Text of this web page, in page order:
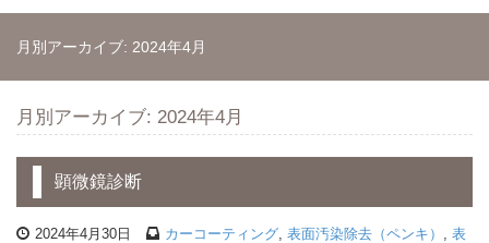
月別アーカイブ: 2024年4月
月別アーカイブ: 2024年4月
顕微鏡診断
2024年4月30日 カーコーティング 表面汚染除去（ペンキ）
表